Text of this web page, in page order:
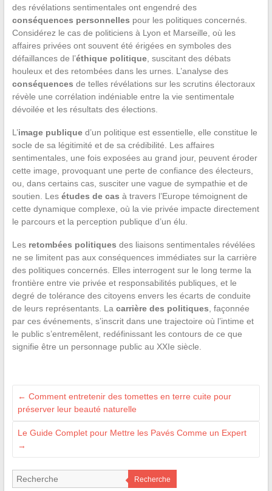
des révélations sentimentales ont engendré des
conséquences personnelles pour les politiques concernés.
Considérez le cas de politiciens à Lyon et Marseille, où les
affaires privées ont souvent été érigées en symboles des
défaillances de l’éthique politique, suscitant des débats
houleux et des retombées dans les urnes. L’analyse des
conséquences de telles révélations sur les scrutins électoraux
révèle une corrélation indéniable entre la vie sentimentale
dévoilée et les résultats des élections.
L’image publiqued’un politique est essentielle, elle constitue le
socle de sa légitimité et de sa crédibilité. Les affaires
sentimentales, une fois exposées au grand jour, peuvent éroder
cette image, provoquant une perte de confiance des électeurs,
ou, dans certains cas, susciter une vague de sympathie et de
soutien. Les études de cas à travers l’Europe témoignent de
cette dynamique complexe, où la vie privée impacte directement
le parcours et la perception publique d’un élu.
Les retombées politiques des liaisons sentimentales révélées
ne se limitent pas aux conséquences immédiates sur la carrière
des politiques concernés. Elles interrogent sur le long terme la
frontière entre vie privée et responsabilités publiques, et le
degré de tolérance des citoyens envers les écarts de conduite
de leurs représentants. La carrière des politiques , façonnée
par ces événements, s’inscrit dans une trajectoire où l’intime et
le public s’entremêlent, redéfinissant les contours de ce que
signifie être un personnage public au XXIe siècle.
← Comment entretenir des tomettes en terre cuite pour
préserver leur beauté naturelle
Le Guide Complet pour Mettre les Pavés Comme un Expert
→
Recherche